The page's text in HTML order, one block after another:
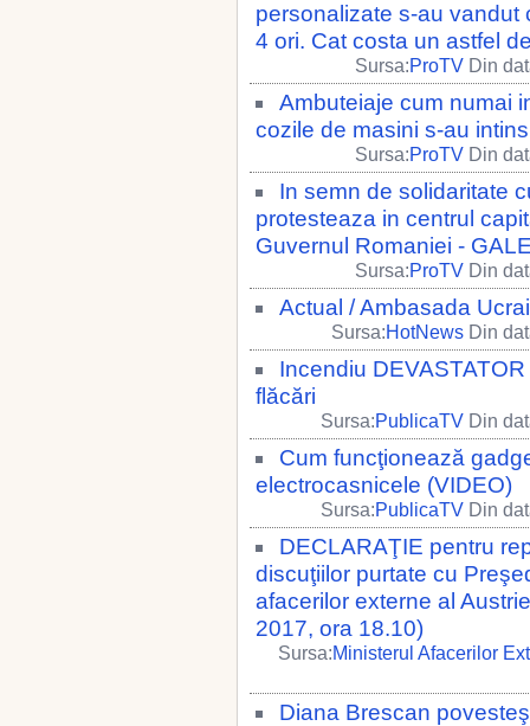
personalizate s-au vandut
4 ori. Cat costa un astfel
Sursa:ProTV Din
Ambuteiaje cum numai
cozile de masini s-au
Sursa:ProTV Din
In semn de solidaritate
protesteaza in centrul
Guvernul Romaniei -
Sursa:ProTV Din
Actual / Ambasada
Sursa:HotNews Din
Incendiu
flăcări
Sursa:PublicaTV Din
Cum funcţionează
electrocasnicele (VIDEO)
Sursa:PublicaTV Din
DECLARAŢIE pentru
discuţiilor purtate cu
afacerilor externe al
2017, ora 18.10)
Sursa:Ministerul Afacerilor
Diana Brescan